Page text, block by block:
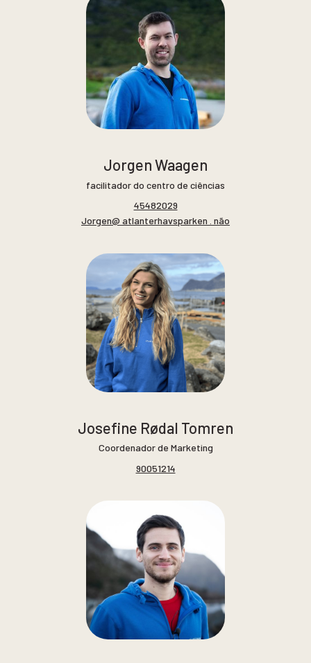
Jorgen Waagen
facilitador do centro de ciências
45482029
Jorgen@ atlanterhavsparken . não
Josefine Rødal Tomren
Coordenador de Marketing
90051214